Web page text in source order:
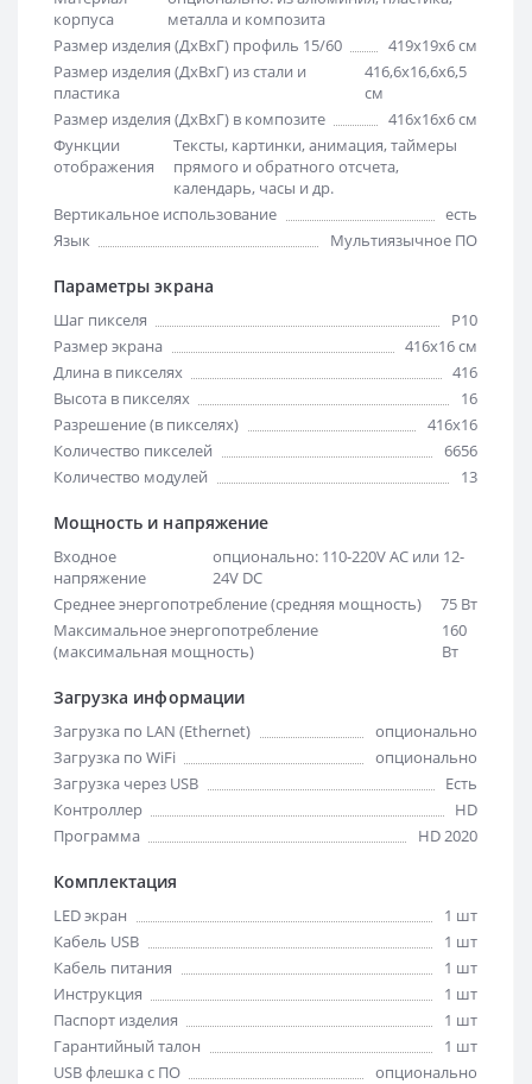
корпуса
металла и композита
Размер изделия (ДхВхГ) профиль 15/60
419х19х6 см
Размер изделия (ДхВхГ) из стали и
пластика
416,6х16,6х6,5
см
Размер изделия (ДхВхГ) в композите
416х16х6 см
Функции
отображения
Тексты, картинки, анимация, таймеры
прямого и обратного отсчета,
календарь, часы и др.
Вертикальное использование
есть
Язык
Мультиязычное ПО
Параметры экрана
Шаг пикселя
Р10
Размер экрана
416х16 см
Длина в пикселях
416
Высота в пикселях
16
Разрешение (в пикселях)
416x16
Количество пикселей
6656
Количество модулей
13
Мощность и напряжение
Входное
напряжение
опционально: 110-220V AC или 12-
24V DC
Среднее энергопотребление (средняя мощность)
75 Вт
Максимальное энергопотребление
(максимальная мощность)
160
Вт
Загрузка информации
Загрузка по LAN (Ethernet)
опционально
Загрузка по WiFi
опционально
Загрузка через USB
Есть
Контроллер
HD
Программа
HD 2020
Комплектация
LED экран
1 шт
Кабель USB
1 шт
Кабель питания
1 шт
Инструкция
1 шт
Паспорт изделия
1 шт
Гарантийный талон
1 шт
USB флешка с ПО
опционально